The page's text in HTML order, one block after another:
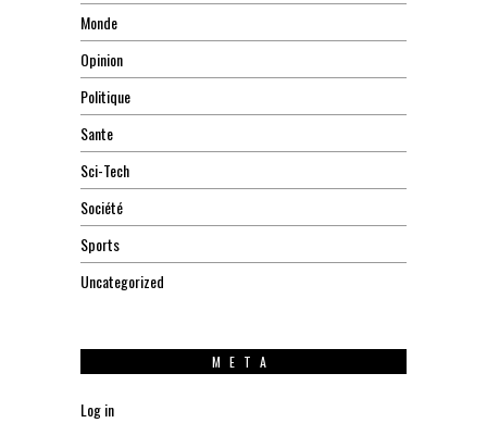
Monde
Opinion
Politique
Sante
Sci-Tech
Société
Sports
Uncategorized
META
Log in